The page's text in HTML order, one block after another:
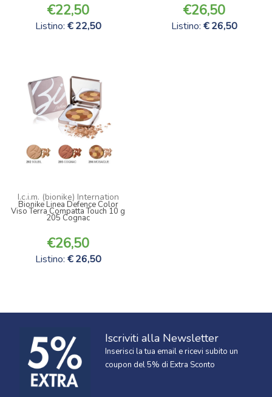
22,50
Listino: 22,50
26,50
Listino: 26,50
I.c.i.m. (bionike) Internation
Bionike Linea Defence Color
Viso Terra Compatta Touch 10 g
205 Cognac
26,50
Listino: 26,50
Iscriviti alla Newsletter
Inserisci la tua email e ricevi subito un
coupon del 5% di Extra Sconto